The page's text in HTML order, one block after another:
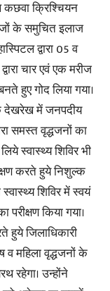
कछवा क्रिश्चियन
के समुचित इलाज
द्वारा 05 व
चार एवं एक मरीज
हुए गोद लिया गया।
देखरेख में जनपदीय
समस्त वृद्धजनों का
स्वास्थ्य शिविर भी
करते हुये निशुल्क
स्वास्थ्य शिविर में स्वयं
किया गया।
हुये जिलाधिकारी
व महिला वृद्धजनों के
रहेगा। उन्होंने